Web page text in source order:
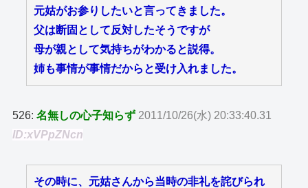
元姑がお参りしたいと言ってきました。
父は断固として反対したそうですが
母が親として気持ちがわかると説得。
姉も事情が事情だからと受け入れました。
526:名無しの心子知らず 2011/10/26(水) 20:33:40.31
ID:xVPpZNcn
その時に、元姑さんから当時の非礼を詫びられ